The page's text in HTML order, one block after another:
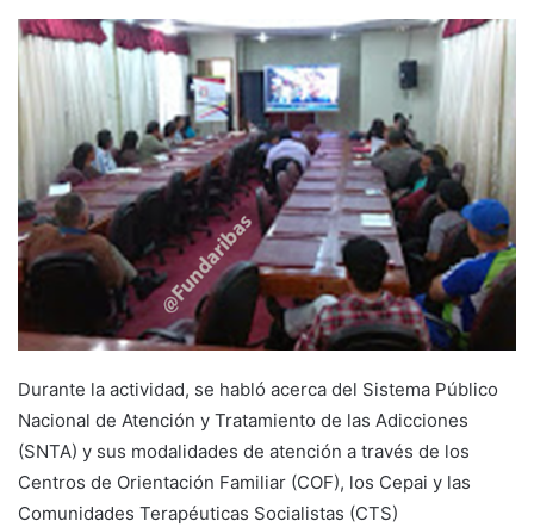
Durante la actividad, se habló acerca del Sistema Público
Nacional de Atención y Tratamiento de las Adicciones
(SNTA) y sus modalidades de atención a través de los
Centros de Orientación Familiar (COF), los Cepai y las
Comunidades Terapéuticas Socialistas (CTS)